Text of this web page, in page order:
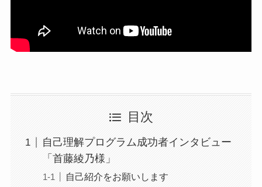
目次
自己理解プログラム成功者インタビュー
「首藤綾乃様」
自己紹介をお願いします